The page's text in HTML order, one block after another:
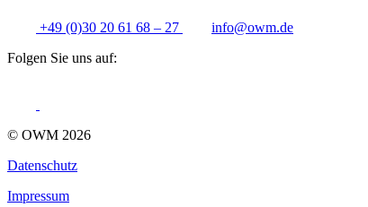
+49 (0)30 20 61 68 – 27 info@owm.de
Folgen Sie uns auf:
© OWM 2026
Datenschutz
Impressum